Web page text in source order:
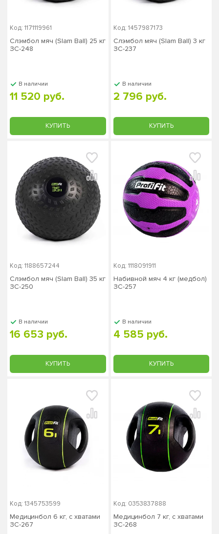
Код: 1171119961
Слэмбол мяч (Slam Ball) 25 кг
ЗС-248
В наличии
11 520 руб.
КУПИТЬ
Код: 1457987173
Слэмбол мяч (Slam Ball) 3 кг
ЗС-237
В наличии
2 796 руб.
КУПИТЬ
Код: 1188657244
Слэмбол мяч (Slam Ball) 35 кг
ЗС-250
В наличии
16 653 руб.
КУПИТЬ
Код: 1118091911
Набивной мяч 4 кг (медбол)
ЗС-257
В наличии
4 585 руб.
КУПИТЬ
Код: 1345753599
Медицинбол 6 кг, с хватами
ЗС-267
Код: 0353837888
Медицинбол 7 кг, с хватами
ЗС-268